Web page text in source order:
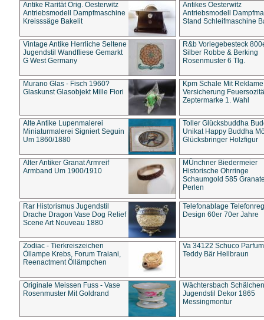
Antike Rarität Orig. Oesterwitz
Antriebsmodell Dampfmaschine
Kreisssäge Bakelit
Antikes Oesterwitz
Antriebsmodell
Stand Schleifmaschine
Vintage Antike Herrliche Seltene
Jugendstil Wandfliese Gemarkt
G West Germany
R&b Vorlegebesteck
Silber Robbe & Berking
Rosenmuster 6 Tlg.
Murano Glas - Fisch 1960?
Glaskunst Glasobjekt Mille Fiori
Kpm Schale Mit Reklame
Versicherung
Zeptermarke 1. Wahl
Alte Antike Lupenmalerei
Miniaturmalerei Signiert Seguin
Um 1860/1880
Toller Glücksbuddha
Unikat Happy Buddha
Glücksbringer Holzfigur
Alter Antiker Granat Armreif
Armband Um 1900/1910
MÜnchner Biedermeier
Historische Ohrringe
Schaumgold 585
Perlen
Rar Historismus Jugendstil
Drache Dragon Vase Dog Relief
Scene Art Nouveau 1880
Telefonablage
Design 60er 70er Jahre
Zodiac - Tierkreiszeichen
Öllampe Krebs, Forum Traiani,
Reenactment Öllämpchen
Va 34122 Schuco
Teddy Bär Hellbraun
Originale Meissen Fuss - Vase
Rosenmuster Mit Goldrand
Wächtersbach Schälchen
Jugendstil Dekor 1865
Messingmontur